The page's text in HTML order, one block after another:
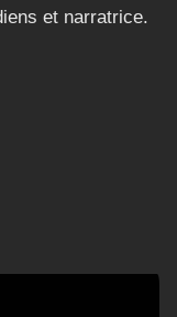
et narratrice.